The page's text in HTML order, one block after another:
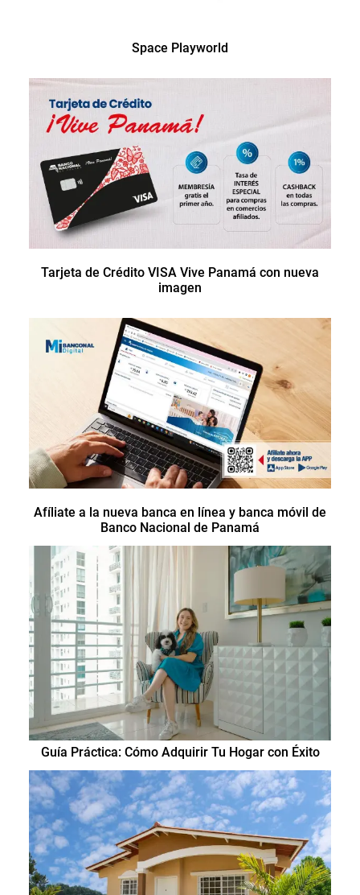
Space Playworld
Tarjeta de Crédito VISA Vive Panamá con nueva
imagen
Afíliate a la nueva banca en línea y banca móvil de
Banco Nacional de Panamá
Guía Práctica: Cómo Adquirir Tu Hogar con Éxito